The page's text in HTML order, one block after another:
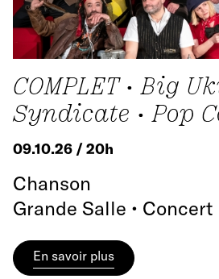
COMPLET • Big
Syndicate • Pop
09.10.26 / 20h
Chanson
Grande Salle • Concert
En savoir plus